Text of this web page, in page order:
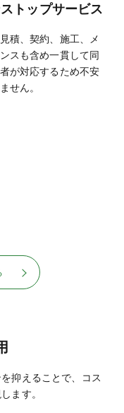
トップサービス
積、契約、施工、メ
スも含め一貫して同
が対応するため不安
せん。
抑えることで、コス
ます。